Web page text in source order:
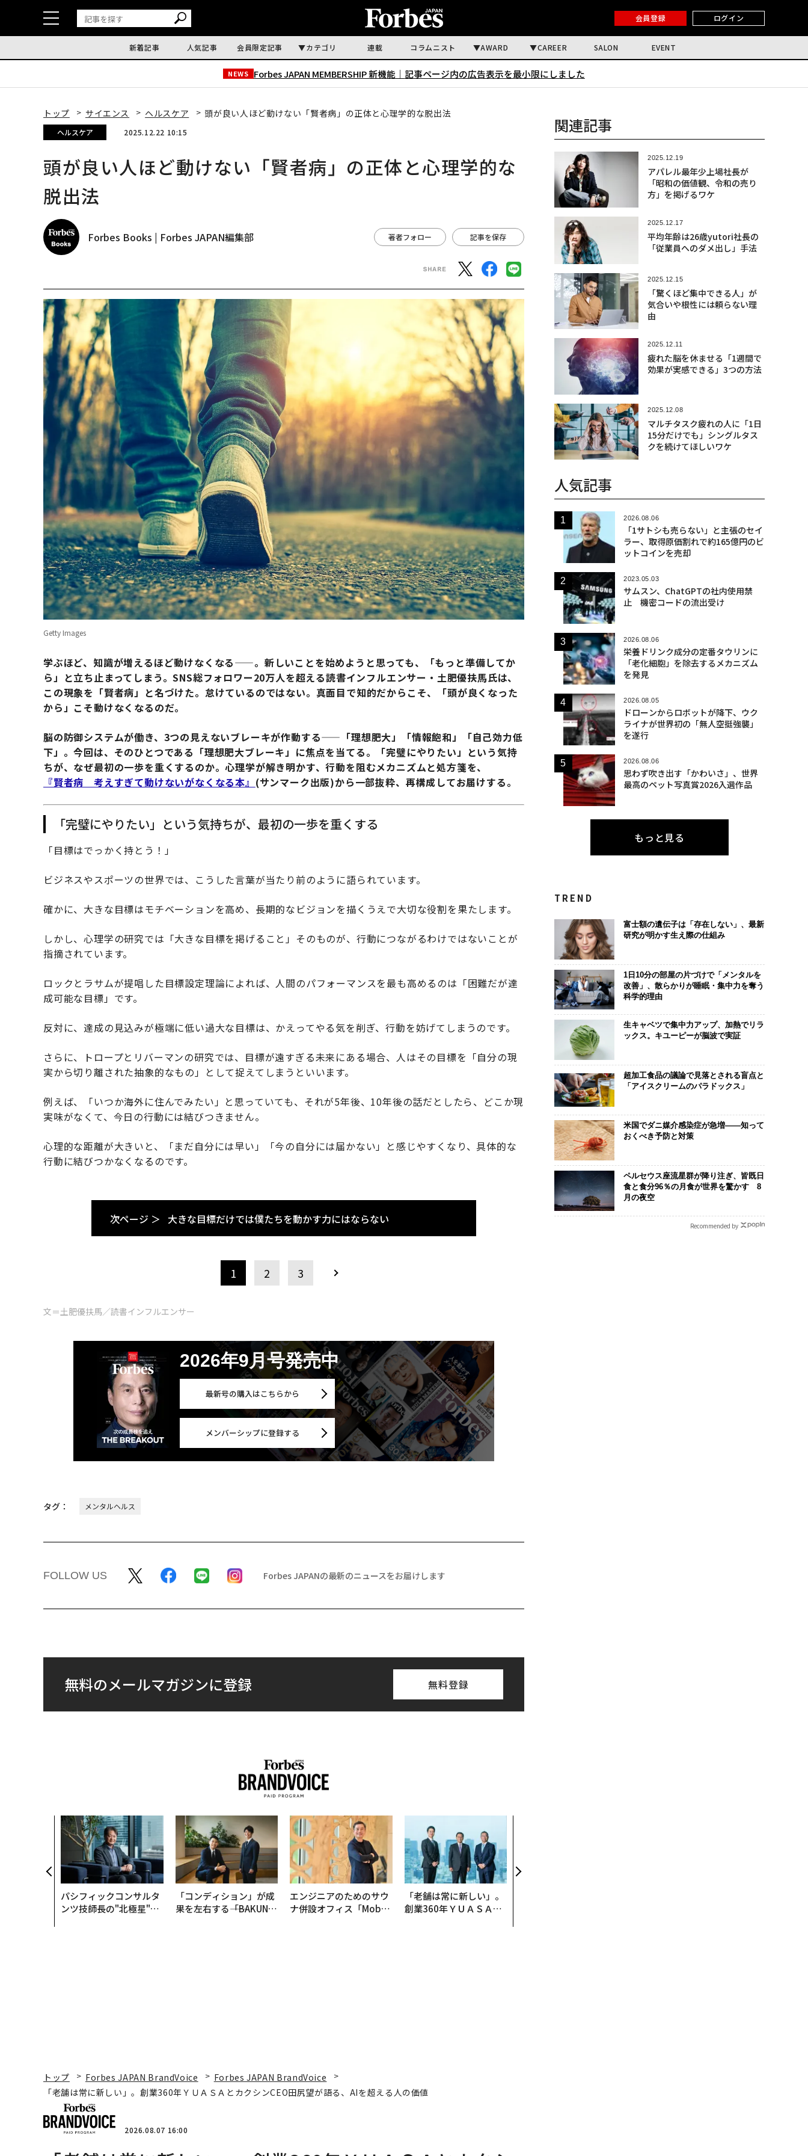
会員登録 ログイン
新着記事 人気記事 会員限定記事 カテゴリ 連載 コラムニスト AWARD CAREER SALON EVENT
NEWS Forbes JAPAN MEMBERSHIP 新機能｜ 記事ページ内の広告表示を最小限にしました
トップ サイエンス ヘルスケア 頭が良い人ほど動けない「賢者病」の正体と心理学的な脱出法
ヘルスケア 2025.12.22 10:15
頭が良い人ほど動けない「賢者病」の正体と心理学的な
脱出法
Forbes Books | Forbes JAPAN編集部 著者フォロー 記事を保存
Getty Images
学ぶほど、知識が増えるほど動けなくなる——。新しいことを始めようと思っても、「もっと準備してか
ら」と立ち止まってしまう。SNS総フォロワー20万人を超える読書インフルエンサー・土肥優扶馬氏は、
この現象を「賢者病」と名づけた。怠けているのではない。真面目で知的だからこそ、「頭が良くなった
から」こそ動けなくなるのだ。
脳の防御システムが働き、3つの見えないブレーキが作動する——「理想肥大」「情報飽和」「自己効力低
下」。今回は、そのひとつである「理想肥大ブレーキ」に焦点を当てる。「完璧にやりたい」という気持
ちが、なぜ最初の一歩を重くするのか。心理学が解き明かす、行動を阻むメカニズムと処方箋を、
『賢者病 考えすぎて動けないがなくなる本』 (サンマーク出版)から一部抜粋、再構成してお届けする。
「完璧にやりたい」という気持ちが、最初の一歩を重くする
「目標はでっかく持とう！」
ビジネスやスポーツの世界では、こうした言葉が当たり前のように語られています。
確かに、大きな目標はモチベーションを高め、長期的なビジョンを描くうえで大切な役割を果たします。
しかし、心理学の研究では「大きな目標を掲げること」そのものが、行動につながるわけではないことが
指摘されています。
ロックとラサムが提唱した目標設定理論によれば、人間のパフォーマンスを最も高めるのは「困難だが達
成可能な目標」です。
反対に、達成の見込みが極端に低い過大な目標は、かえってやる気を削ぎ、行動を妨げてしまうのです。
さらに、トロープとリバーマンの研究では、目標が遠すぎる未来にある場合、人はその目標を「自分の現
実から切り離された抽象的なもの」として捉えてしまうといいます。
例えば、「いつか海外に住んでみたい」と思っていても、それが5年後、10年後の話だとしたら、どこか現
実味がなくて、今日の行動には結びつきません。
心理的な距離が大きいと、「まだ自分には早い」「今の自分には届かない」と感じやすくなり、具体的な
行動に結びつかなくなるのです。
次ページ ＞ 大きな目標だけでは僕たちを動かす力にはならない
1 2 3
文＝土肥優扶馬／読書インフルエンサー
2026年9月号発売中
最新号の購入はこちらから
メンバーシップに登録する
タグ： メンタルヘルス
FOLLOW US Forbes JAPANの最新のニュースをお届けします
無料のメールマガジンに登録 無料登録
パシフィックコンサルタ
ンツ技師長の"北極星"。
「コンディション」が成
果を左右する――「BAKUN
エンジニアのためのサウ
ナ併設オフィス「Mobiu
「老舗は常に新しい」。
創業360年ＹＵＡＳＡと
関連記事
2025.12.19
アパレル最年少上場社長が
「昭和の価値観、令和の売り
方」を掲げるワケ
2025.12.17
平均年齢は26歳yutori社長の
「従業員へのダメ出し」手法
2025.12.15
「驚くほど集中できる人」が
気合いや根性には頼らない理
由
2025.12.11
疲れた脳を休ませる「1週間で
効果が実感できる」3つの方法
2025.12.08
マルチタスク疲れの人に「1日
15分だけでも」シングルタス
クを続けてほしいワケ
人気記事
2026.08.06
「1サトシも売らない」と主張のセイ
ラー、取得原価割れで約165億円のビ
ットコインを売却
2023.05.03
サムスン、ChatGPTの社内使用禁
止 機密コードの流出受け
2026.08.06
栄養ドリンク成分の定番タウリンに
「老化細胞」を除去するメカニズム
を発見
2026.08.05
ドローンからロボットが降下、ウク
ライナが世界初の「無人空挺強襲」
を遂行
2026.08.06
思わず吹き出す「かわいさ」、世界
最高のペット写真賞2026入選作品
もっと見る
TREND
富士額の遺伝子は「存在しない」、最新
研究が明かす生え際の仕組み
1日10分の部屋の片づけで「メンタルを
改善」、散らかりが睡眠・集中力を奪う
科学的理由
生キャベツで集中力アップ、加熱でリラ
ックス。キユーピーが脳波で実証
超加工食品の議論で見落とされる盲点と
「アイスクリームのパラドックス」
米国でダニ媒介感染症が急増——知って
おくべき予防と対策
ペルセウス座流星群が降り注ぎ、皆既日
食と食分96％の月食が世界を驚かす 8
月の夜空
Recommended by
トップ Forbes JAPAN BrandVoice
Forbes JAPAN BrandVoice
「老舗は常に新しい」。創業360年ＹＵＡＳＡとカクシンCEO田尻望が語る、AIを超える人の価値
2026.08.07 16:00